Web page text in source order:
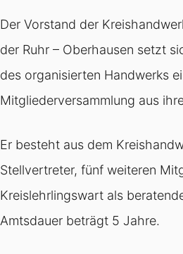
Der Vorstand der
der Ruhr – Oberhausen setzt
des organisierten Handwerks
Mitgliederversammlung aus
Er besteht aus dem
Stellvertreter, fünf weiteren
Kreislehrlingswart als
Amtsdauer beträgt 5 Jahre.